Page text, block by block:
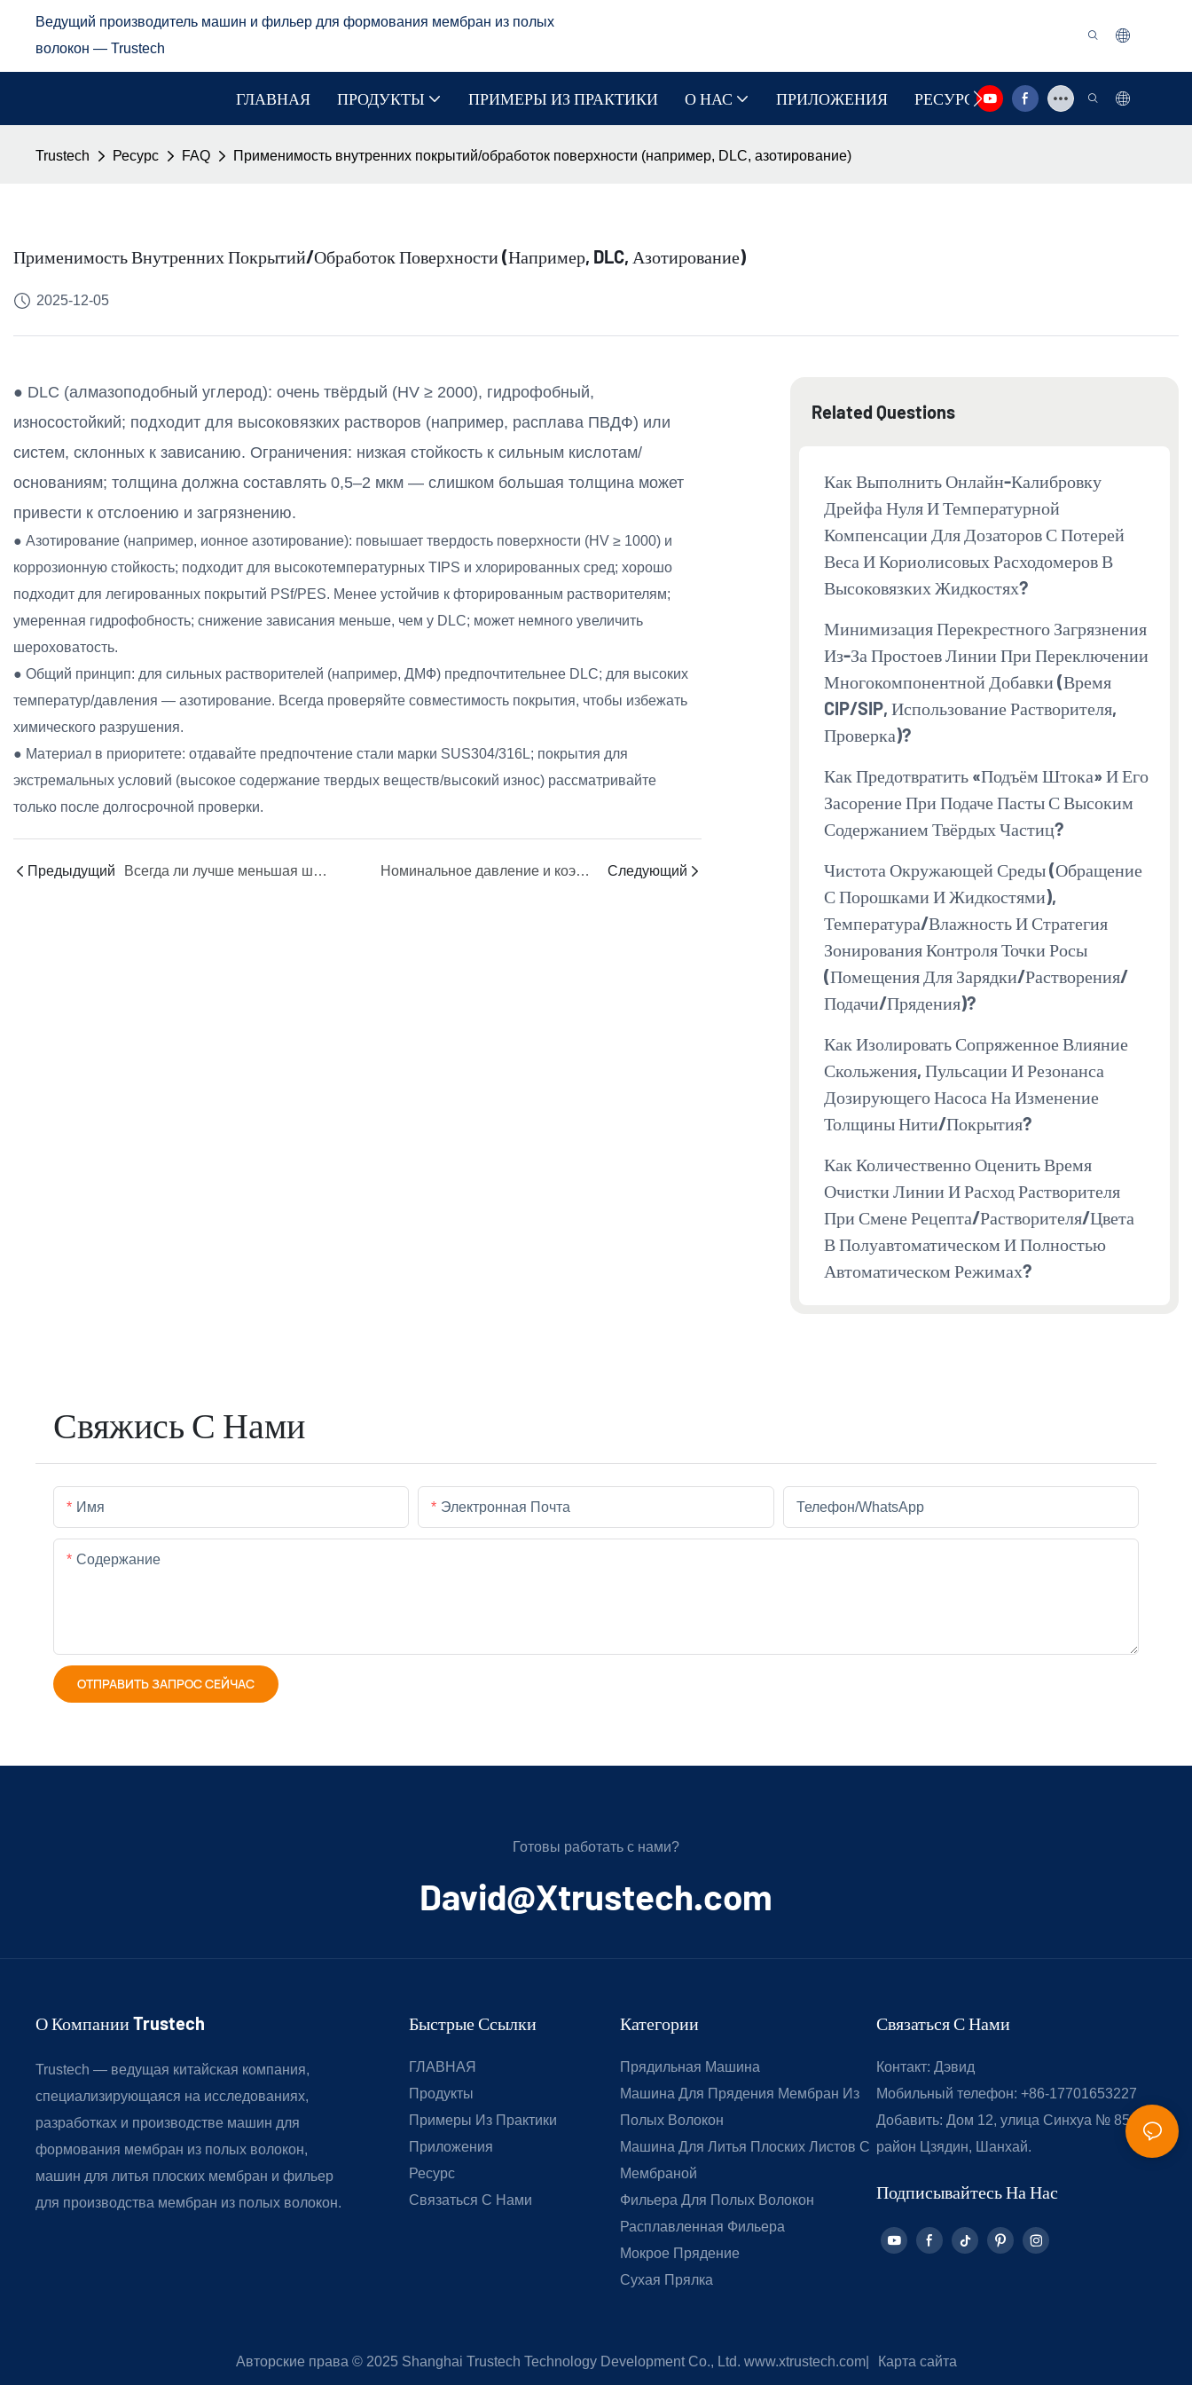
Ведущий производитель машин и фильер для формования мембран из полых
волокон — Trustech
ГЛАВНАЯ ПРОДУКТЫ ПРИМЕРЫ ИЗ ПРАКТИКИ О НАС ПРИЛОЖЕНИЯ РЕСУРС СВЯЗАТЬСЯ С НАМИ
Trustech Ресурс FAQ Применимость внутренних покрытий/обработок поверхности (например, DLC, азотирование)
Применимость Внутренних Покрытий/обработок Поверхности (например, DLC, Азотирование)
2025-12-05
● DLC (алмазоподобный углерод): очень твёрдый (HV ≥ 2000), гидрофобный,
износостойкий; подходит для высоковязких растворов (например, расплава ПВДФ) или
систем, склонных к зависанию. Ограничения: низкая стойкость к сильным кислотам/
основаниям; толщина должна составлять 0,5–2 мкм — слишком большая толщина может
привести к отслоению и загрязнению.
● Азотирование (например, ионное азотирование): повышает твердость поверхности (HV ≥ 1000) и
коррозионную стойкость; подходит для высокотемпературных TIPS и хлорированных сред; хорошо
подходит для легированных покрытий PSf/PES. Менее устойчив к фторированным растворителям;
умеренная гидрофобность; снижение зависания меньше, чем у DLC; может немного увеличить
шероховатость.
● Общий принцип: для сильных растворителей (например, ДМФ) предпочтительнее DLC; для высоких
температур/давления — азотирование. Всегда проверяйте совместимость покрытия, чтобы избежать
химического разрушения.
● Материал в приоритете: отдавайте предпочтение стали марки SUS304/316L; покрытия для
экстремальных условий (высокое содержание твердых веществ/высокий износ) рассматривайте
только после долгосрочной проверки.
Предыдущий Всегда ли лучше меньшая шероховатость внутренней поверхности? Номинальное давление и коэффициент запаса прочности для фильер полого волокна Следующий
Related Questions
Как Выполнить Онлайн-Калибровку
Дрейфа Нуля И Температурной
Компенсации Для Дозаторов С Потерей
Веса И Кориолисовых Расходомеров В
Высоковязких Жидкостях?
Минимизация Перекрестного Загрязнения
Из-За Простоев Линии При Переключении
Многокомпонентной Добавки (время
CIP/SIP, Использование Растворителя,
Проверка)?
Как Предотвратить «подъём Штока» И Его
Засорение При Подаче Пасты С Высоким
Содержанием Твёрдых Частиц?
Чистота Окружающей Среды (обращение
С Порошками И Жидкостями),
Температура/влажность И Стратегия
Зонирования Контроля Точки Росы
(помещения Для Зарядки/растворения/
Подачи/прядения)?
Как Изолировать Сопряженное Влияние
Скольжения, Пульсации И Резонанса
Дозирующего Насоса На Изменение
Толщины Нити/покрытия?
Как Количественно Оценить Время
Очистки Линии И Расход Растворителя
При Смене Рецепта/растворителя/цвета
В Полуавтоматическом И Полностью
Автоматическом Режимах?
Свяжись С Нами
Имя Электронная Почта Телефон/WhatsApp
Содержание
ОТПРАВИТЬ ЗАПРОС СЕЙЧАС
Готовы работать с нами?
﻿David@Xtrustech.com
О Компании Trustech
Trustech — ведущая китайская компания,
специализирующаяся на исследованиях,
разработках и производстве машин для
формования мембран из полых волокон,
машин для литья плоских мембран и фильер
для производства мембран из полых волокон.
Быстрые Ссылки
ГЛАВНАЯ
Продукты
Примеры Из Практики
Приложения
Ресурс
Связаться С Нами
Категории
Прядильная Машина
Машина Для Прядения Мембран Из
Полых Волокон
Машина Для Литья Плоских Листов С
Мембраной
Фильера Для Полых Волокон
Расплавленная Фильера
Мокрое Прядение
Сухая Прялка
Связаться С Нами
Контакт: Дэвид
Мобильный телефон: +86-17701653227
Добавить: Дом 12, улица Синхуа № 851,
район Цзядин, Шанхай.
Подписывайтесь На Нас
Авторские права © 2025 Shanghai Trustech Technology Development Co., Ltd. www.xtrustech.com| Карта сайта